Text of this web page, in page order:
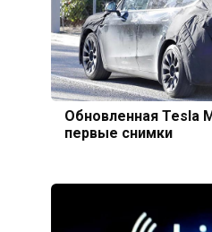
Обновленная Tesla
первые снимки